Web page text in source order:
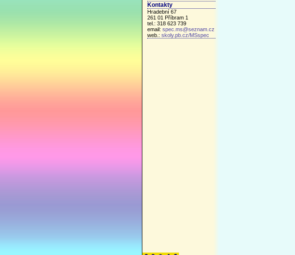
Kontakty
Hradební 67
261 01 Příbram 1
tel.: 318 623 739
email: spec.ms@seznam.cz
web.: skoly.pb.cz/MSspec